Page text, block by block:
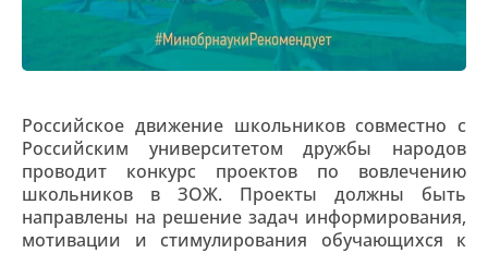
Российское движение школьников совместно с
Российским университетом дружбы народов
проводит конкурс проектов по вовлечению
школьников в ЗОЖ. Проекты должны быть
направлены на решение задач информирования,
мотивации и стимулирования обучающихся к